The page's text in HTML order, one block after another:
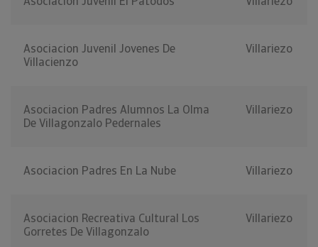
Asociacion Juvenil Jovenes De
Villacienzo
Villariezo
Asociacion Padres Alumnos La Olma
De Villagonzalo Pedernales
Villariezo
Asociacion Padres En La Nube Villariezo
Asociacion Recreativa Cultural Los
Gorretes De Villagonzalo
Villariezo